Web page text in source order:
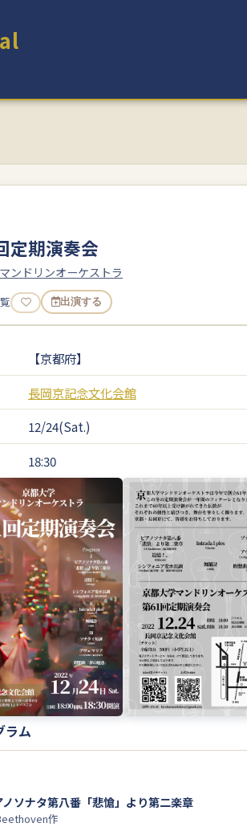
定期演奏会
ンドリンオーケストラ
出演する
【京都府】
長岡京記念文化会館
12/24(Sat.)
18:30
ラム
ノソナタ第八番「悲愴」より第二楽章
作